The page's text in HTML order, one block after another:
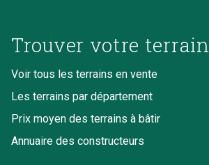
Trouver votre terrain
Voir tous les terrains en vente
Les terrains par département
Prix moyen des terrains à bâtir
Annuaire des constructeurs